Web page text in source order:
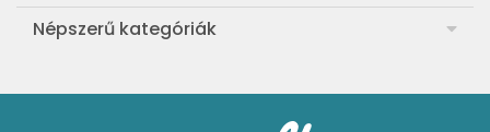
Aranygaluska
Egyszerű krumplifőzelék
Paradicsom és paprika eltevése télre
Paradicsomos húsgombóc
Legfinomabb főtt kukorica
Népszerű kategóriák